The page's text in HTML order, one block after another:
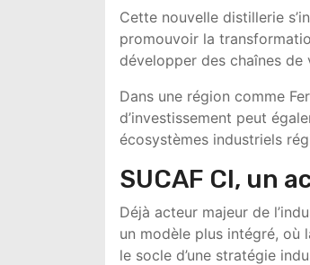
Cette nouvelle distillerie
promouvoir la
développer des chaînes
Dans une région comme
d’investissement peut
écosystèmes industriels
SUCAF CI, un
Déjà acteur majeur de
un modèle plus intégré, où
le socle d’une stratégie